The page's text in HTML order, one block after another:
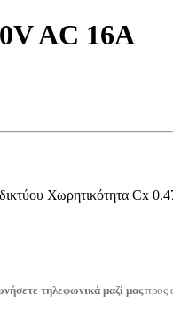
AC 16A
Χωρητικότητα
τηλεφωνικά μαζί μαςπρος